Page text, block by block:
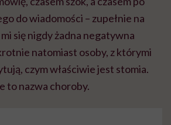
do wiadomości – zupełnie na
się nigdy żadna negatywna
natomiast osoby, z którymi
czym właściwie jest stomia.
to nazwa choroby.